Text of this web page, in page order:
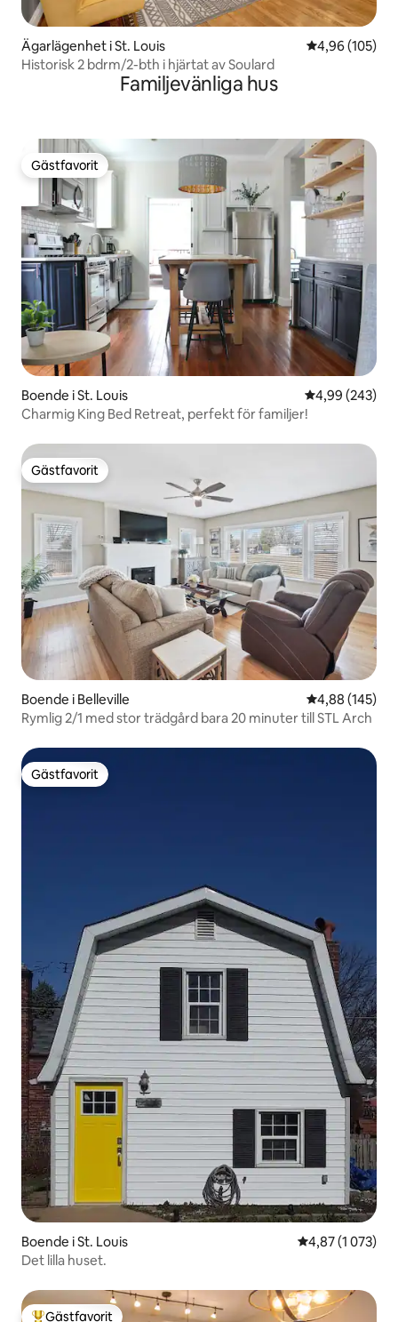
Ägarlägenhet i St. Louis 4,96 av 5 i
4,96 (105)
Historisk 2 bdrm/2-bth i hjärtat av Soulard
Familjevänliga hus
Gästfavorit
Gästfavorit
Boende i St. Louis 4,99 av 5 i
4,99 (243)
Charmig King Bed Retreat, perfekt för familjer!
Gästfavorit
Gästfavorit
Boende i Belleville 4,88 av 5 i
4,88 (145)
Rymlig 2/1 med stor trädgård bara 20 minuter till STL Arch
Gästfavorit
Gästfavorit
Boende i St. Louis 4,87 av 5 i
4,87 (1 073)
Det lilla huset.
Gästfavorit